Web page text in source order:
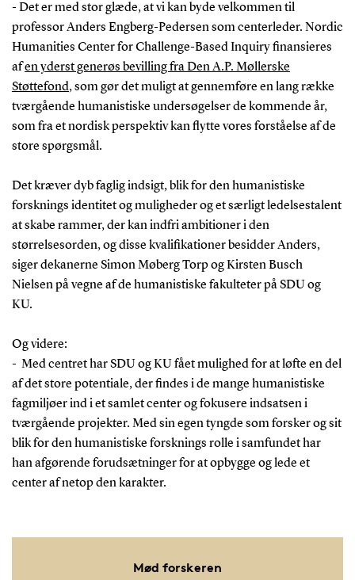
- Det er med stor glæde, at vi kan byde velkommen til
professor Anders Engberg-Pedersen som centerleder. Nordic
Humanities Center for Challenge-Based Inquiry finansieres
afen yderst generøs bevilling fra Den A.P. Møllerske
Støttefond, som gør det muligt at gennemføre en lang række
tværgående humanistiske undersøgelser de kommende år,
som fra et nordisk perspektiv kan flytte vores forståelse af de
store spørgsmål.
Det kræver dyb faglig indsigt, blik for den humanistiske
forsknings identitet og muligheder og et særligt ledelsestalent
at skabe rammer, der kan indfri ambitioner i den
størrelsesorden, og disse kvalifikationer besidder Anders,
siger dekanerne Simon Møberg Torp og Kirsten Busch
Nielsen på vegne af de humanistiske fakulteter på SDU og
KU.
Og videre:
- Med centret har SDU og KU fået mulighed for at løfte en del
af det store potentiale, der findes i de mange humanistiske
fagmiljøer ind i et samlet center og fokusere indsatsen i
tværgående projekter. Med sin egen tyngde som forsker og sit
blik for den humanistiske forsknings rolle i samfundet har
han afgørende forudsætninger for at opbygge og lede et
center af netop den karakter.
Mød forskeren